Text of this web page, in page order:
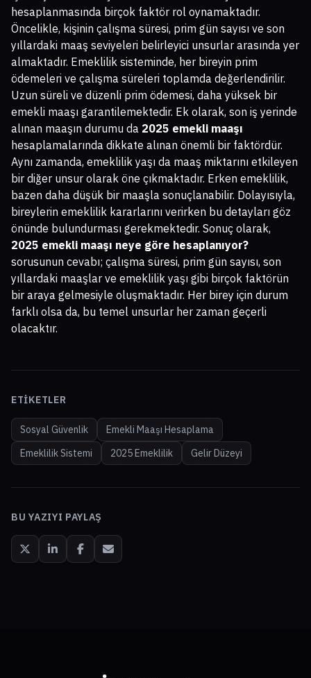
hesaplanmasında birçok faktör rol oynamaktadır.
Öncelikle, kişinin çalışma süresi, prim gün sayısı ve son
yıllardaki maaş seviyeleri belirleyici unsurlar arasında yer
almaktadır. Emeklilik sisteminde, her bireyin prim
ödemeleri ve çalışma süreleri toplamda değerlendirilir.
Uzun süreli ve düzenli prim ödemesi, daha yüksek bir
emekli maaşı garantilemektedir. Ek olarak, son iş yerinde
alınan maaşın durumu da 2025 emekli maaşı
hesaplamalarında dikkate alınan önemli bir faktördür.
Aynı zamanda, emeklilik yaşı da maaş miktarını etkileyen
bir diğer unsur olarak öne çıkmaktadır. Erken emeklilik,
bazen daha düşük bir maaşla sonuçlanabilir. Dolayısıyla,
bireylerin emeklilik kararlarını verirken bu detayları göz
önünde bulundurması gerekmektedir. Sonuç olarak,
2025 emekli maaşı neye göre hesaplanıyor?
sorusunun cevabı; çalışma süresi, prim gün sayısı, son
yıllardaki maaşlar ve emeklilik yaşı gibi birçok faktörün
bir araya gelmesiyle oluşmaktadır. Her birey için durum
farklı olsa da, bu temel unsurlar her zaman geçerli
olacaktır.
ETIKETLER
Sosyal Güvenlik
Emekli Maaşı Hesaplama
Emeklilik Sistemi
2025 Emeklilik Gelir Düzeyi
BU YAZIYI PAYLAŞ